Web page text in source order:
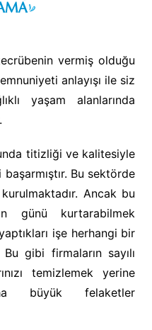
vermiş olduğu
anlayışı ile siz
yaşam alanlarında
titizliği ve kalitesiyle
Bu sektörde
Ancak bu
günü kurtarabilmek
işe herhangi bir
Bu gibi firmaların sayılı
temizlemek yerine
büyük felaketler